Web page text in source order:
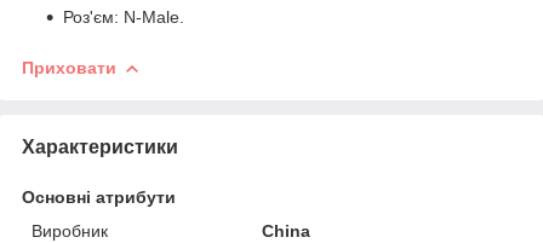
Роз'єм: N-Male.
Приховати
Характеристики
Основні атрибути
Виробник
China